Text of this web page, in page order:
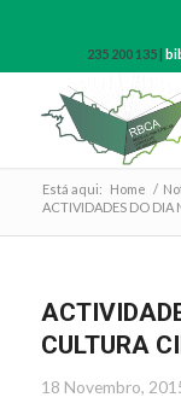
235 200 135 |
Está aqui: Home /
ACTIVIDADES DO DIA
CULTURA
18 Novembro,